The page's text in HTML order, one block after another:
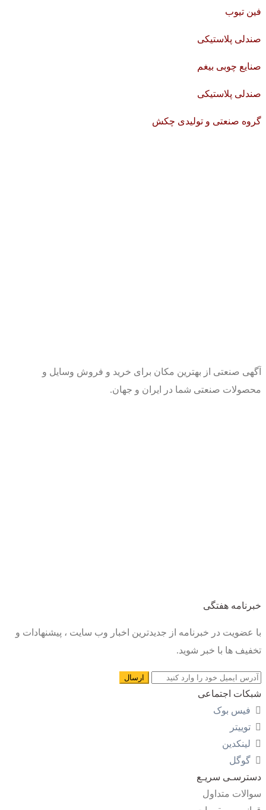
فین تیوب
صندلی پلاستیکی
صنایع چوبی بیغم
صندلی پلاستیکی
گروه صنعتی و تولیدی چکش
آگهی صنعتی از بهترین مکان برای خرید و فروش وسایل و
محصولات صنعتی شما در ایران و جهان.
خبرنامه هفتگی
با عضویت در خبرنامه از جدیدترین اخبار وب سایت ، پیشنهادات و
تخفیف ها با خبر شوید.
شبکات اجتماعی
فیس بوک
توییتر
لینکدین
گوگل
دسترسـی سریـع
سوالات متداول